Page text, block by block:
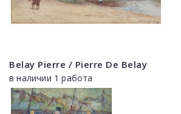
Belay Pierre / Pierre De Belay
в наличии 1 работа